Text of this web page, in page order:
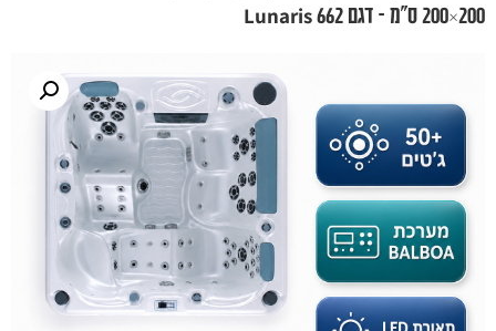
200×200 ס"מ – דגם Lunaris 662